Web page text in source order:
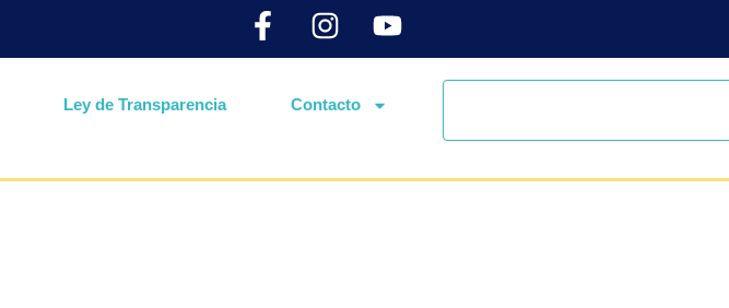
Ley de Transparencia Contacto